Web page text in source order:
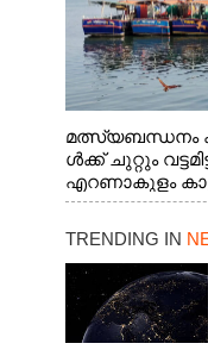
മത്സ്യബന്ധനം
ൾക്ക് ചുറ്റും
എറണാകുളം
ള്ള കാഴ്ച
TRENDING IN